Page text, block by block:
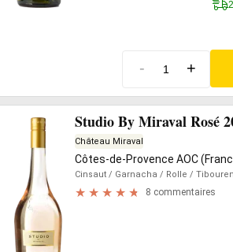
- +
Studio By Miraval Rosé
Château Miraval
Côtes-de-Provence AOC
Cinsaut / Garnacha / Rolle / Tibouren
8 commentaires